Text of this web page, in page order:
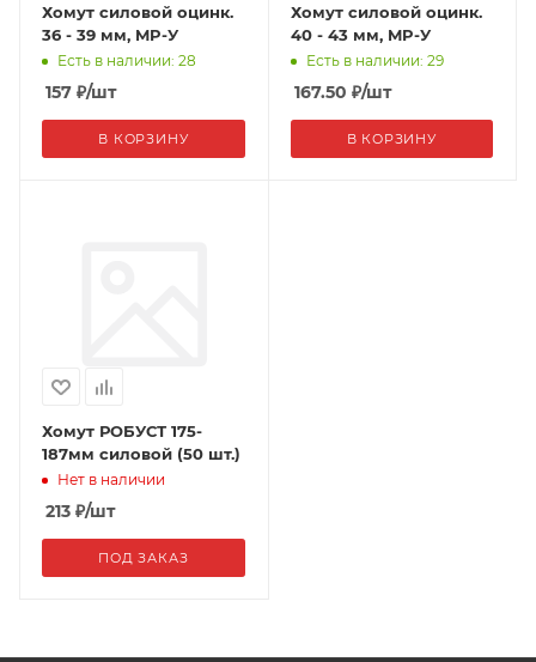
Хомут силовой оцинк.
36 - 39 мм, MP-У
Есть в наличии: 28
157 ₽/шт
В КОРЗИНУ
Хомут силовой оцинк.
40 - 43 мм, MP-У
Есть в наличии: 29
167.50 ₽/шт
В КОРЗИНУ
Хомут РОБУСТ 175-
187мм силовой (50 шт.)
Нет в наличии
213 ₽/шт
ПОД ЗАКАЗ